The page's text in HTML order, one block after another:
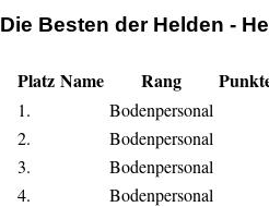
Die Besten der Helden -
Platz Name Rang
1.
Bodenpersonal
2.
Bodenpersonal
3.
Bodenpersonal
4.
Bodenpersonal